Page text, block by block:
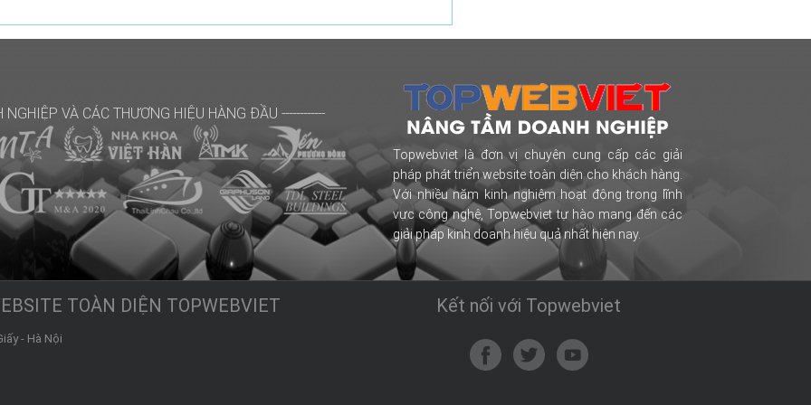
NGHIỆP VÀ CÁC THƯƠNG HIỆU HÀNG ĐẦU ------------
Topwebviet là đơn vị chuyên cung cấp các giải
pháp phát triển website toàn diện cho khách hàng.
Với nhiều năm kinh nghiệm hoạt động trong lĩnh
vực công nghệ, Topwebviet tự hào mang đến các
giải pháp kinh doanh hiệu quả nhất hiện nay.
TOÀN DIỆN TOPWEBVIET
- Hà Nội
Kết nối với Topwebviet